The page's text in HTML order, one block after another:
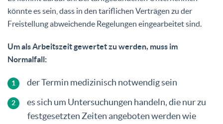
könnte es sein, dass in den tariflichen Verträgen zu der
Freistellung abweichende Regelungen eingearbeitet sind.
Um als Arbeitszeit gewertet zu werden, muss im
Normalfall:
der Termin medizinisch notwendig sein
es sich um Untersuchungen handeln, die nur zu
festgesetzten Zeiten angeboten werden wie